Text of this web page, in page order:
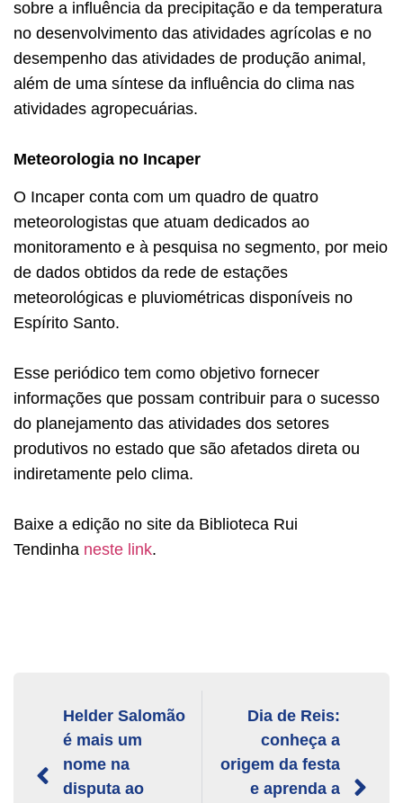
sobre a influência da precipitação e da temperatura
no desenvolvimento das atividades agrícolas e no
desempenho das atividades de produção animal,
além de uma síntese da influência do clima nas
atividades agropecuárias.
Meteorologia no Incaper
O Incaper conta com um quadro de quatro
meteorologistas que atuam dedicados ao
monitoramento e à pesquisa no segmento, por meio
de dados obtidos da rede de estações
meteorológicas e pluviométricas disponíveis no
Espírito Santo.
Esse periódico tem como objetivo fornecer
informações que possam contribuir para o sucesso
do planejamento das atividades dos setores
produtivos no estado que são afetados direta ou
indiretamente pelo clima.
Baixe a edição no site da Biblioteca Rui
Tendinha neste link.
Helder Salomão
é mais um
nome na
disputa ao
Dia de Reis:
conheça a
origem da festa
e aprenda a